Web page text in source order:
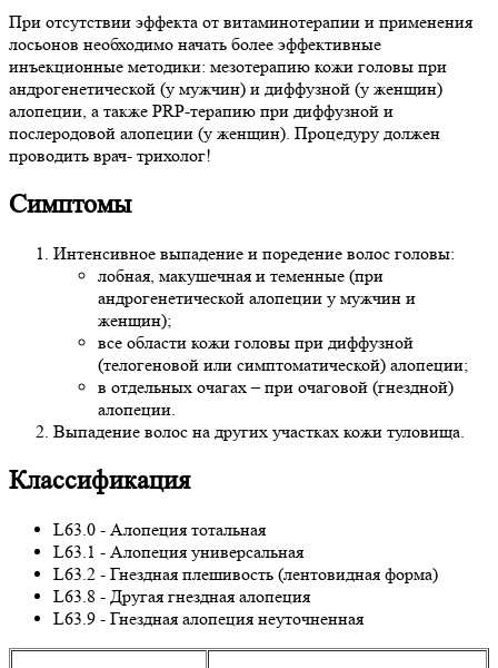
При отсутствии эффекта от витаминотерапии и применения
лосьонов необходимо начать более эффективные
инъекционные методики: мезотерапию кожи головы при
андрогенетической (у мужчин) и диффузной (у женщин)
алопеции, а также PRP-терапию при диффузной и
послеродовой алопеции (у женщин). Процедуру должен
проводить врач- трихолог!
Симптомы
Интенсивное выпадение и поредение волос головы:
лобная, макушечная и теменные (при
андрогенетической алопеции у мужчин и
женщин);
все области кожи головы при диффузной
(телогеновой или симптоматической) алопеции;
в отдельных очагах – при очаговой (гнездной)
алопеции.
Выпадение волос на других участках кожи туловища.
Классификация
L63.0 - Алопеция тотальная
L63.1 - Алопеция универсальная
L63.2 - Гнездная плешивость (лентовидная форма)
L63.8 - Другая гнездная алопеция
L63.9 - Гнездная алопеция неуточненная